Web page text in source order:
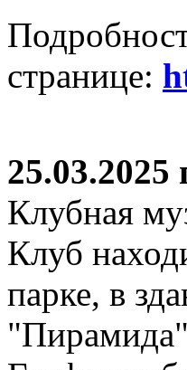
странице:
Клубная
Клуб
парке, в
"Пирамида"